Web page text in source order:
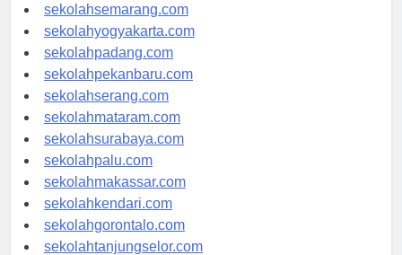
sekolahsemarang.com
sekolahyogyakarta.com
sekolahpadang.com
sekolahpekanbaru.com
sekolahserang.com
sekolahmataram.com
sekolahsurabaya.com
sekolahpalu.com
sekolahmakassar.com
sekolahkendari.com
sekolahgorontalo.com
sekolahtanjungselor.com